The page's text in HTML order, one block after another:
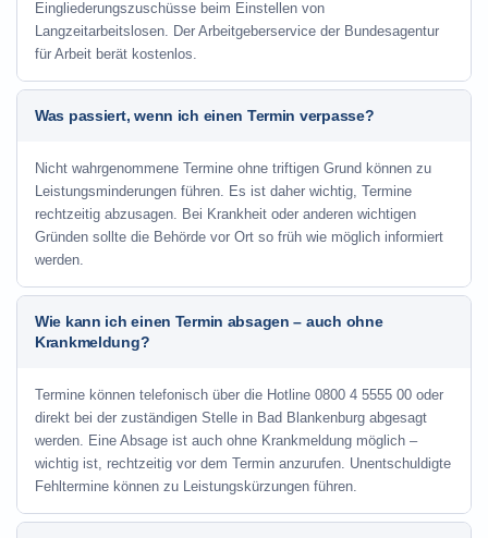
Eingliederungszuschüsse beim Einstellen von
Langzeitarbeitslosen. Der Arbeitgeberservice der Bundesagentur
für Arbeit berät kostenlos.
Was passiert, wenn ich einen Termin verpasse?
Nicht wahrgenommene Termine ohne triftigen Grund können zu
Leistungsminderungen führen. Es ist daher wichtig, Termine
rechtzeitig abzusagen. Bei Krankheit oder anderen wichtigen
Gründen sollte die Behörde vor Ort so früh wie möglich informiert
werden.
Wie kann ich einen Termin absagen – auch ohne
Krankmeldung?
Termine können telefonisch über die Hotline 0800 4 5555 00 oder
direkt bei der zuständigen Stelle in Bad Blankenburg abgesagt
werden. Eine Absage ist auch ohne Krankmeldung möglich –
wichtig ist, rechtzeitig vor dem Termin anzurufen. Unentschuldigte
Fehltermine können zu Leistungskürzungen führen.